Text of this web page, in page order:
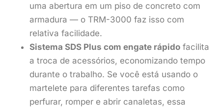
uma abertura em um piso de concreto com
armadura — o TRM-3000 faz isso com
relativa facilidade.
Sistema SDS Plus com engate rápido facilita
a troca de acessórios, economizando tempo
durante o trabalho. Se você está usando o
martelete para diferentes tarefas como
perfurar, romper e abrir canaletas, essa